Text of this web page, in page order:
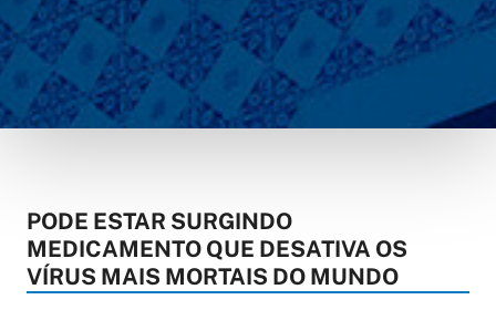
PODE ESTAR SURGINDO
MEDICAMENTO QUE DESATIVA OS
VÍRUS MAIS MORTAIS DO MUNDO